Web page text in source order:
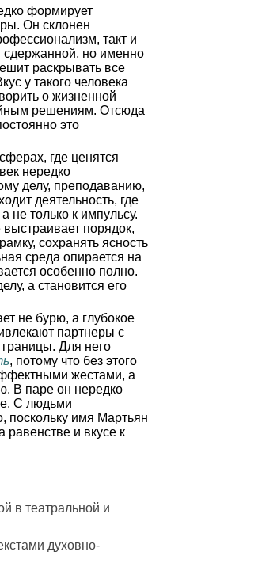
формирует
Он склонен
такт и
сдержанной, но именно
раскрывать все
у такого человека
о жизненной
решениям. Отсюда
это
где ценятся
нередко
делу, преподаванию,
деятельность, где
не только к импульсу.
порядок,
сохранять ясность
среда опирается на
особенно полно.
а становится его
не бурю, а глубокое
партнеры с
Для него
, потому что без этого
жестами, а
В паре он нередко
С людьми
поскольку имя Мартьян
равенстве и вкусе к
в театральной и
духовно-